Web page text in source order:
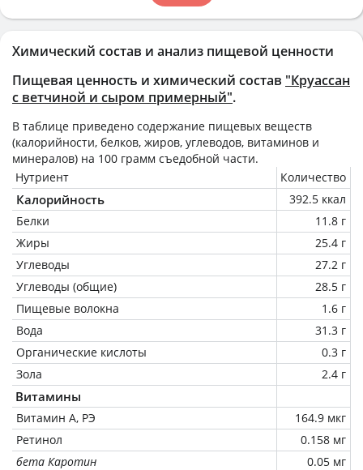
Химический состав и анализ пищевой ценности
Пищевая ценность и химический состав "Круассан
с ветчиной и сыром примерный".
В таблице приведено содержание пищевых веществ
(калорийности, белков, жиров, углеводов, витаминов и
минералов) на 100 грамм съедобной части.
Нутриент
Количество
Калорийность
392.5 ккал
Белки
11.8 г
Жиры
25.4 г
Углеводы
27.2 г
Углеводы (общие)
28.5 г
Пищевые волокна
1.6 г
Вода
31.3 г
Органические кислоты
0.3 г
Зола
2.4 г
Витамины
Витамин А, РЭ
164.9 мкг
Ретинол
0.158 мг
бета Каротин
0.05 мг